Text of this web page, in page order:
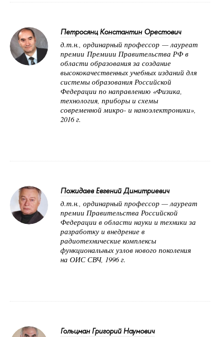
Петросянц Константин Орестович
д.т.н., ординарный профессор — лауреат
премии Премиии Правительства РФ в
области образования за создание
высококачественных учебных изданий для
системы образования Российской
Федерации по направлению «Физика,
технология, приборы и схемы
современной микро- и наноэлектроники»,
2016 г.
Пожидаев Евгений Димитриевич
д.т.н., ординарный профессор — лауреат
премии Правительства Российской
Федерации в области науки и техники за
разработку и внедрение в
радиотехнические комплексы
функциональных узлов нового поколения
на ОИС СВЧ, 1996 г.
Гольцман Григорий Наумович